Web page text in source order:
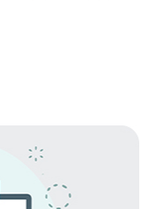
于近期正式上线，